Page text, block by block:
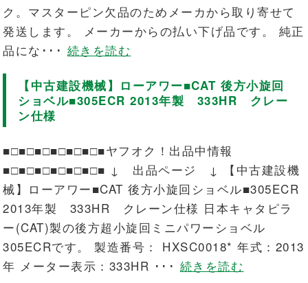
ク。マスターピン欠品のためメーカから取り寄せて
発送します。 メーカーからの払い下げ品です。 純正
品にな･･･ 続きを読む
【中古建設機械】ローアワー■CAT 後方小旋回
ショベル■305ECR 2013年製 333HR クレー
ン仕様
■□■□■□■□■□■□■ヤフオク！出品中情報
■□■□■□■□■□■□■ ↓ 出品ページ ↓ 【中古建設機
械】ローアワー■CAT 後方小旋回ショベル■305ECR
2013年製 333HR クレーン仕様 日本キャタピラ
ー(CAT)製の後方超小旋回ミニパワーショベル
305ECRです。 製造番号： HXSC0018* 年式：2013
年 メーター表示：333HR ･･･ 続きを読む